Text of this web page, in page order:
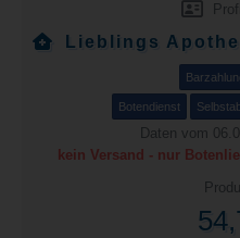
Lieblings
Botendienst
Daten vom
kein Versand - nur